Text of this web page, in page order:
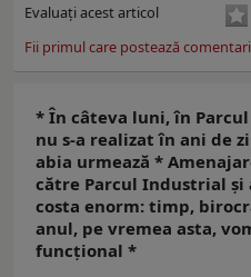
Evaluaţi acest articol
Fii primul care postează
* În câteva luni, în
nu s-a realizat în ani de
abia urmează *
către Parcul Industrial
costa enorm: timp,
anul, pe vremea asta,
funcţional *